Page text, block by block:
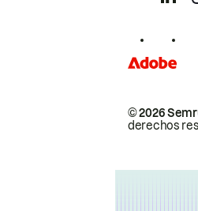
© 2026
derechos